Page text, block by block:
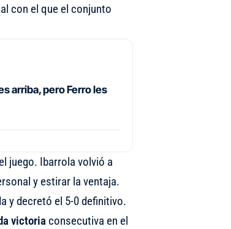
con el que el conjunto
arriba, pero Ferro les
juego. Ibarrola volvió a
y estirar la ventaja.
y decretó el 5-0 definitivo.
victoriaconsecutiva en el